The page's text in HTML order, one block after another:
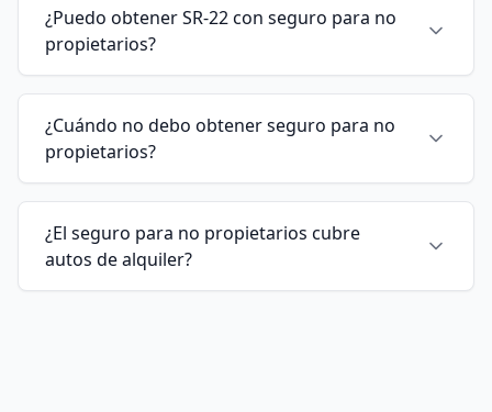
¿Puedo obtener SR-22 con seguro para no
propietarios?
¿Cuándo no debo obtener seguro para no
propietarios?
¿El seguro para no propietarios cubre
autos de alquiler?